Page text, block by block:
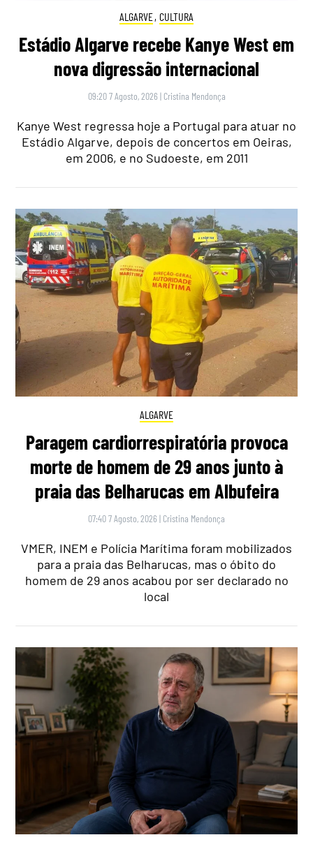
ALGARVE, CULTURA
Estádio Algarve recebe Kanye West em
nova digressão internacional
09:20 7 Agosto, 2026 | Cristina Mendonça
Kanye West regressa hoje a Portugal para atuar no
Estádio Algarve, depois de concertos em Oeiras,
em 2006, e no Sudoeste, em 2011
ALGARVE
Paragem cardiorrespiratória provoca
morte de homem de 29 anos junto à
praia das Belharucas em Albufeira
07:40 7 Agosto, 2026 | Cristina Mendonça
VMER, INEM e Polícia Marítima foram mobilizados
para a praia das Belharucas, mas o óbito do
homem de 29 anos acabou por ser declarado no
local